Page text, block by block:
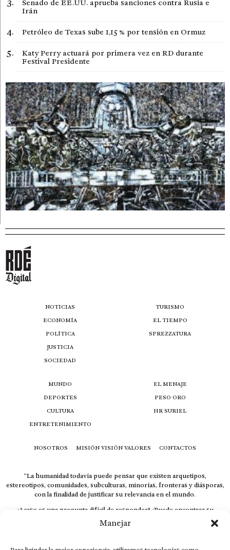
Manejar
Senado de EE.UU. aprueba sanciones contra Rusia e
Irán
Petróleo de Texas sube 1,15 % por tensión en Ormuz
Katy Perry actuará por primera vez en RD durante
Festival Presidente
NOTICIAS
ECONOMÍA
POLÍTICA
JUSTICIA
SOCIEDAD
TURISMO
EL TIEMPO
SPREZZATURA
MUNDO
DEPORTES
CULTURA
ENTRETENIMIENTO
EL MENAJE
PESO ORO
HR SURIEL
NOSOTROS MISIÓN VISIÓN VALORES CONTACTOS
“La humanidad todavía puede pensar que existen arquetipos,
estereotipos, comunidades, subculturas, minorías, fronteras y diásporas,
con la finalidad de justificar su relevancia en el mundo.
¿Acaso es una pregunta difícil de responder? ¿Puede encontrar su
respuesta al instante, otorgando al receptor cuestionado espacio y
velocidad suficiente para responder correctamente? De no ser así, el que